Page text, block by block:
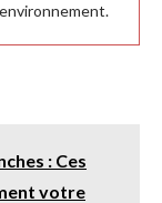
: Ces
votre